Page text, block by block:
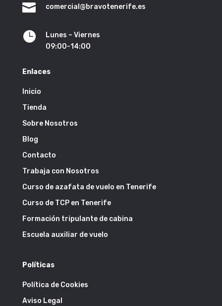
 comercial@bravotenerife.es

Lunes – Viernes
09:00-14:00
Enlaces
Inicio
Tienda
Sobre Nosotros
Blog
Contacto
Trabaja con Nosotros
Curso de azafata de vuelo en Tenerife
Curso de TCP en Tenerife
Formación tripulante de cabina
Escuela auxiliar de vuelo
Políticas
Política de Cookies
Aviso Legal